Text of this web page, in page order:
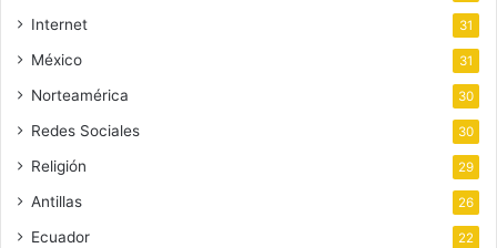
Internet 31
México 31
Norteamérica 30
Redes Sociales 30
Religión 29
Antillas 26
Ecuador 22